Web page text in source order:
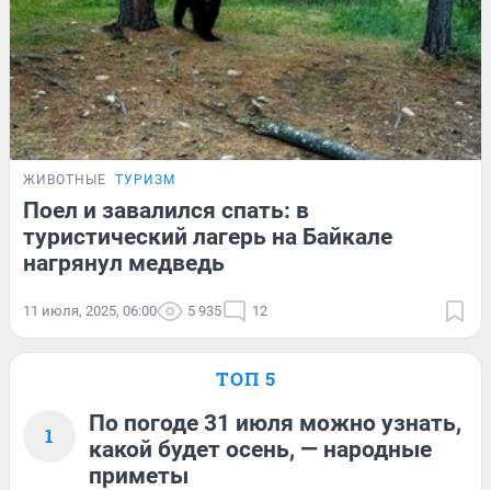
ЖИВОТНЫЕ ТУРИЗМ
Поел и завалился спать: в
туристический лагерь на Байкале
нагрянул медведь
11 июля, 2025, 06:00 5 935 12
ТОП 5
1
По погоде 31 июля можно узнать,
какой будет осень, — народные
приметы